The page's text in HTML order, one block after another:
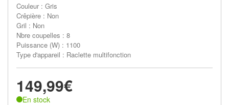
Couleur : Gris
Crêpière : Non
Gril : Non
Nbre coupelles : 8
Puissance (W) : 1100
Type d'appareil : Raclette multifonction
149,99€
En stock